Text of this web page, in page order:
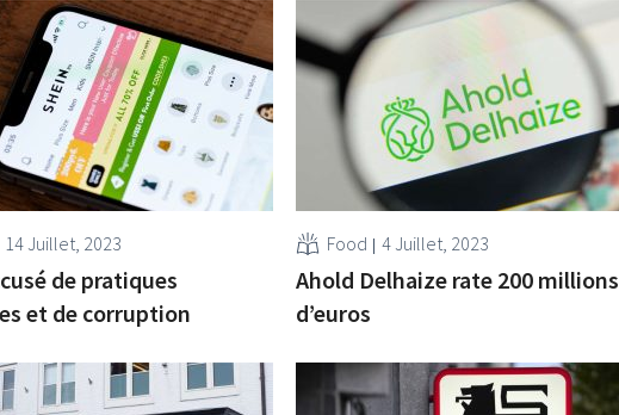
14 Juillet, 2023
de pratiques
et de corruption
Food 4 Juillet, 2023
Ahold Delhaize rate 200 millions
d’euros